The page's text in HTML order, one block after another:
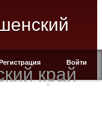
край
Войти